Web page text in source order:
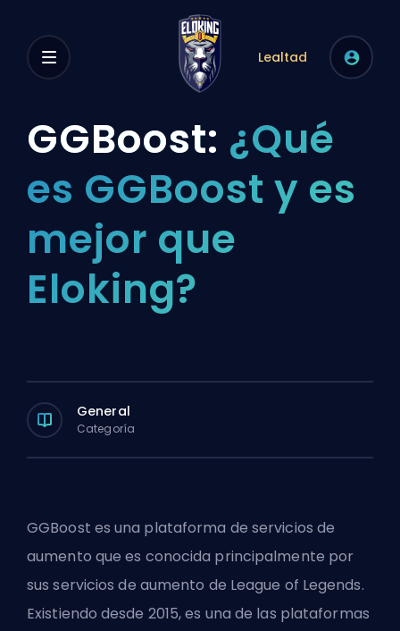
Lealtad
GGBoost: ¿Qué
es GGBoost y es
mejor que
Eloking?
General
Categoría
GGBoost es una plataforma de servicios de
aumento que es conocida principalmente por
susservicios de aumento de League of Legends.
Existiendo desde 2015, es una de las plataformas